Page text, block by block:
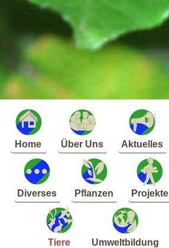
Home Über Uns Aktuelles
Diverses Pflanzen Projekte
Tiere Umweltbildung